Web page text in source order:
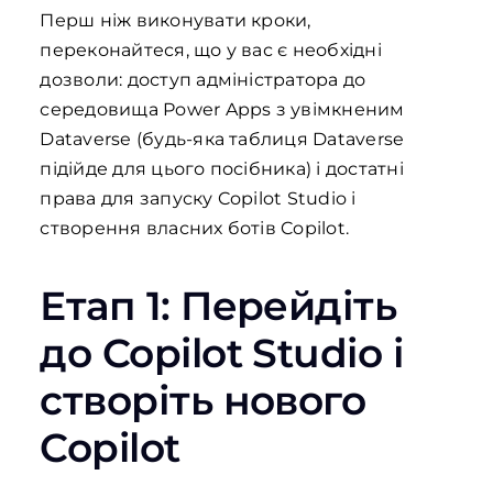
Перш ніж виконувати кроки,
переконайтеся, що у вас є необхідні
дозволи: доступ адміністратора до
середовища Power Apps з увімкненим
Dataverse (будь-яка таблиця Dataverse
підійде для цього посібника) і достатні
права для запуску Copilot Studio і
створення власних ботів Copilot.
Етап 1: Перейдіть
до Copilot Studio і
створіть нового
Copilot